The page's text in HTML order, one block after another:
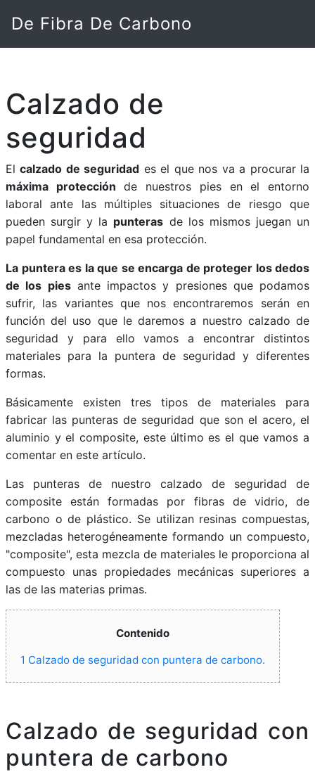
De Fibra De Carbono
Calzado de
seguridad
Elcalzado de seguridad es el que nos va a procurar la
máxima protección de nuestros pies en el entorno
laboral ante las múltiples situaciones de riesgo que
pueden surgir y la punteras de los mismos juegan un
papel fundamental en esa protección.
La puntera es la que se encarga de proteger los dedos
de los piesante impactos y presiones que podamos
sufrir, las variantes que nos encontraremos serán en
función del uso que le daremos a nuestro calzado de
seguridad y para ello vamos a encontrar distintos
materiales para la puntera de seguridad y diferentes
formas.
Básicamente existen tres tipos de materiales para
fabricar las punteras de seguridad que son el acero, el
aluminio y el composite, este último es el que vamos a
comentar en este artículo.
Las punteras de nuestro calzado de seguridad de
composite están formadas por fibras de vidrio, de
carbono o de plástico. Se utilizan resinas compuestas,
mezcladas heterogéneamente formando un compuesto,
"composite", esta mezcla de materiales le proporciona al
compuesto unas propiedades mecánicas superiores a
las de las materias primas.
Contenido
1 Calzado de seguridad con puntera de carbono.
Calzado de seguridad con
puntera de carbono